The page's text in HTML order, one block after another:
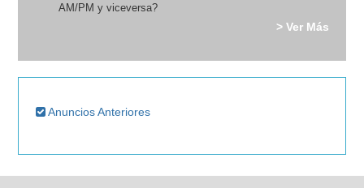
AM/PM y viceversa?
> Ver Más
Anuncios Anteriores